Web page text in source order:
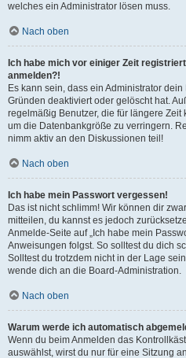
welches ein Administrator lösen muss.
Nach oben
Ich habe mich vor einiger Zeit
anmelden?!
Es kann sein, dass ein Administrator
Gründen deaktiviert oder gelöscht hat.
regelmäßig Benutzer, die für längere
um die Datenbankgröße zu verringern.
nimm aktiv an den Diskussionen teil!
Nach oben
Ich habe mein Passwort vergessen!
Das ist nicht schlimm! Wir können dir
mitteilen, du kannst es jedoch
Anmelde-Seite auf „Ich habe mein
Anweisungen folgst. So solltest du dich
Solltest du trotzdem nicht in der Lage
wende dich an die Board-Administration.
Nach oben
Warum werde ich automatisch
Wenn du beim Anmelden das
auswählst, wirst du nur für eine Sitzung